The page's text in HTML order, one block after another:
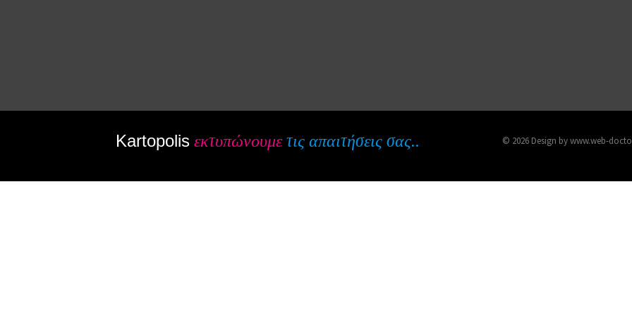
Kartopolis εκτυπώνουμετις απαιτήσεις σας.. © 2026 Design by www.web-